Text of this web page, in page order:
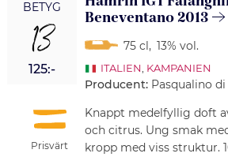
BETYG
13
125:-
Prisvärt
Beneventano 2013
75 cl, 13% vol.
ITALIEN KAMPANIEN
Producent: Pasqualino
Knappt medelfyllig doft
och citrus. Ung smak
kropp med viss struktur.